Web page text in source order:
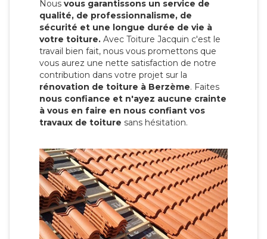
Nous vous garantissons un service de
qualité, de professionnalisme, de
sécurité et une longue durée de vie à
votre toiture. Avec Toiture Jacquin c'est le
travail bien fait, nous vous promettons que
vous aurez une nette satisfaction de notre
contribution dans votre projet sur la
rénovation de toiture à Berzème. Faites
nous confiance et n'ayez aucune crainte
à vous en faire en nous confiant vos
travaux de toiture sans hésitation.